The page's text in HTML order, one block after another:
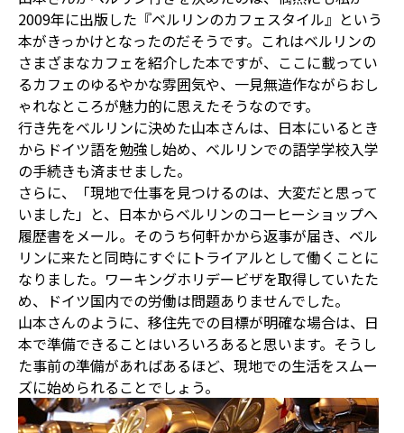
2009年に出版した『ベルリンのカフェスタイル』という
本がきっかけとなったのだそうです。これはベルリンの
さまざまなカフェを紹介した本ですが、ここに載ってい
るカフェのゆるやかな雰囲気や、一見無造作ながらおし
ゃれなところが魅力的に思えたそうなのです。
行き先をベルリンに決めた山本さんは、日本にいるとき
からドイツ語を勉強し始め、ベルリンでの語学学校入学
の手続きも済ませました。
さらに、「現地で仕事を見つけるのは、大変だと思って
いました」と、日本からベルリンのコーヒーショップへ
履歴書をメール。そのうち何軒かから返事が届き、ベル
リンに来たと同時にすぐにトライアルとして働くことに
なりました。ワーキングホリデービザを取得していたた
め、ドイツ国内での労働は問題ありませんでした。
山本さんのように、移住先での目標が明確な場合は、日
本で準備できることはいろいろあると思います。そうし
た事前の準備があればあるほど、現地での生活をスムー
ズに始められることでしょう。